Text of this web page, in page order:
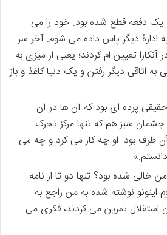
یک دفعه قطع شده بود. خود را می
ادارۀ دیگر پاس داده می شوم. آخر سر
تعیین ام کردند؛ یعنی از میزی به
به اتاقی دیگر رفتن و یک دنیا کاغذ و باز
پرده ای بود که آن ها در آن
سبز هم که تنها مرکز تحرک
آن طرف بود. او چه کار می کرد و چه می
من خالی شده بود؟ تنها دو تا از نامه
نوشته شده به من راجع به
استقلال تمرین می کردند، فکری می